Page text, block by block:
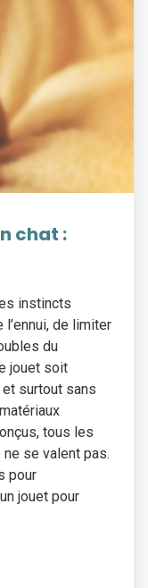
chat :
instincts
de limiter
du
jouet soit
surtout sans
tous les
se valent pas.
pour
jouet pour